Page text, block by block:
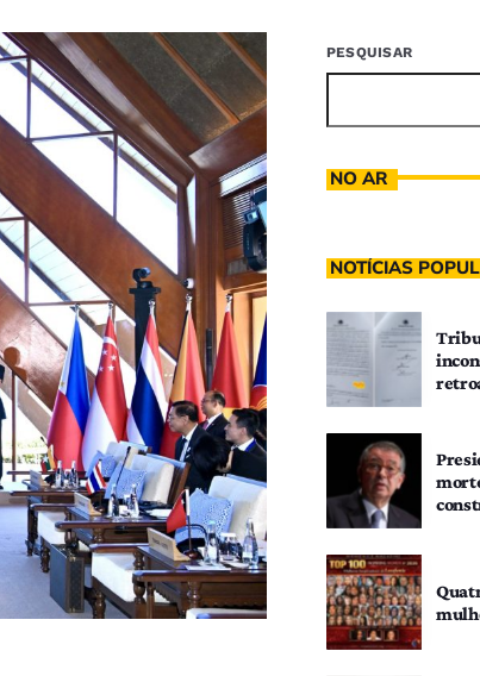
PESQUISAR
NO AR
NOTÍCIAS